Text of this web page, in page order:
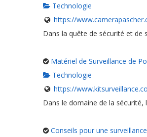
Technologie
https://
Dans la quête de sécurité et de
Matériel de Surveillance de
Technologie
https://
Dans le domaine de la
Conseils pour une